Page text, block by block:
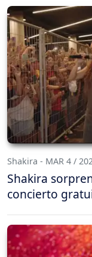
Shakira - MAR 4 /
Shakira
concierto